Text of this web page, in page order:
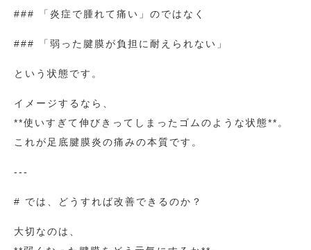
### 「炎症で腫れて痛い」のではなく
### 「弱った腱膜が負担に耐えられない」
という状態です。
イメージするなら、
**使いすぎて伸びきってしまったゴムのような状態**。
これが足底腱膜炎の痛みの本質です。
---
# では、どうすれば改善できるのか？
大切なのは、